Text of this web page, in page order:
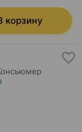
корзину